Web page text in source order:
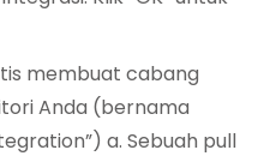
membuat cabang
Anda (bernama
a. Sebuah pull